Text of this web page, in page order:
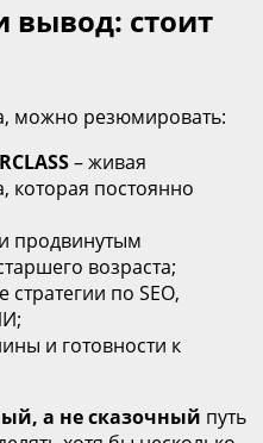
вывод: стоит
можно резюмировать:
– живая
постоянно
продвинутым
возраста;
по SEO,
и готовности к
а не сказочный путь